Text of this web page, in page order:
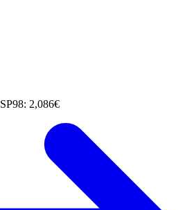
SP98: 2,086€